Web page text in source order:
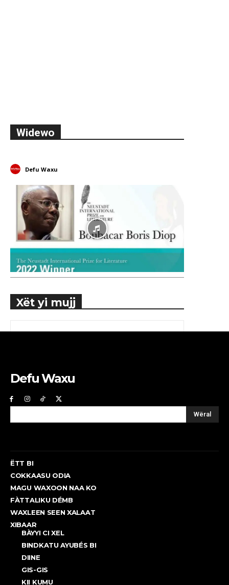
Widewo
Defu Waxu
Xët yi mujj
Defu Waxu
Wëral
ËTT BI
COKKAASU ODIA
MAGU WAXOON NAA KO
FÀTTALIKU DÉMB
WAXLEEN SEEN XALAAT
XIBAAR
BÀYYI CI XEL
BINDKATU AYUBÉS BI
DIINE
GIS-GIS
KII KUMU